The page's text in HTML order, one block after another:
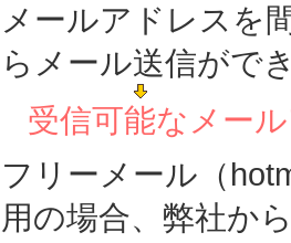
メールアドレスを
らメール送信がで
受信可能なメー
フリーメール（
用の場合、弊社か